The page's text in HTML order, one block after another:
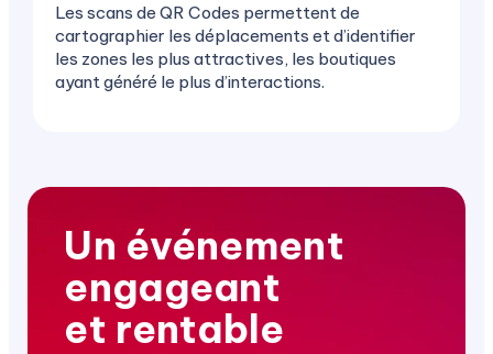
Les scans de QR Codes permettent de
cartographier les déplacements et d’identifier
les zones les plus attractives, les boutiques
ayant généré le plus d’interactions.
Un événement
engageant
et rentable